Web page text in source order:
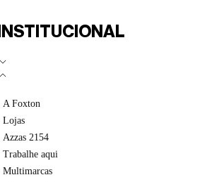
INSTITUCIONAL
A Foxton
Lojas
Azzas 2154
Trabalhe aqui
Multimarcas